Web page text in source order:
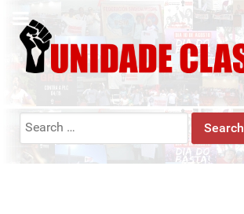
Search